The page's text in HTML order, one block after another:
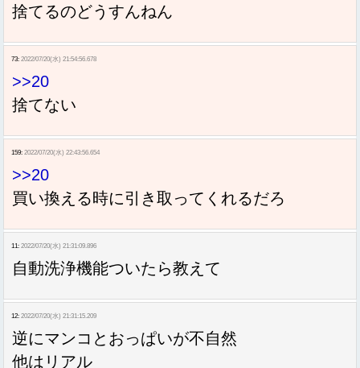
捨てるのどうすんねん
73: 2022/07/20(水) 21:54:56.678
>>20
捨てない
159: 2022/07/20(水) 22:43:56.654
>>20
買い換える時に引き取ってくれるだろ
11: 2022/07/20(水) 21:31:09.896
自動洗浄機能ついたら教えて
12: 2022/07/20(水) 21:31:15.209
逆にマンコとおっぱいが不自然
他はリアル